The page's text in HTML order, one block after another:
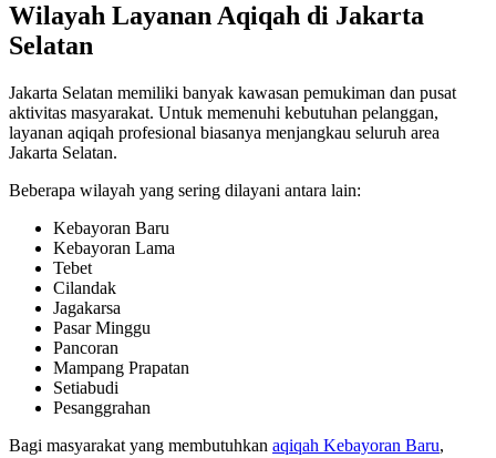
Wilayah Layanan Aqiqah di Jakarta
Selatan
Jakarta Selatan memiliki banyak kawasan pemukiman dan pusat
aktivitas masyarakat. Untuk memenuhi kebutuhan pelanggan,
layanan aqiqah profesional biasanya menjangkau seluruh area
Jakarta Selatan.
Beberapa wilayah yang sering dilayani antara lain:
Kebayoran Baru
Kebayoran Lama
Tebet
Cilandak
Jagakarsa
Pasar Minggu
Pancoran
Mampang Prapatan
Setiabudi
Pesanggrahan
Bagi masyarakat yang membutuhkan aqiqah Kebayoran Baru,